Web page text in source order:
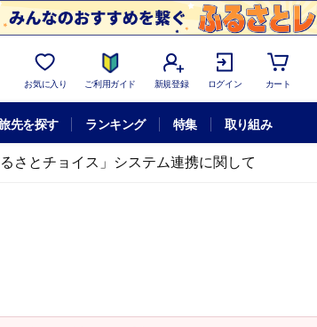
お気に入り ご利用ガイド 新規登録 ログイン カート
先を探す ランキング 特集 取り組み
るさとチョイス」システム連携に関して